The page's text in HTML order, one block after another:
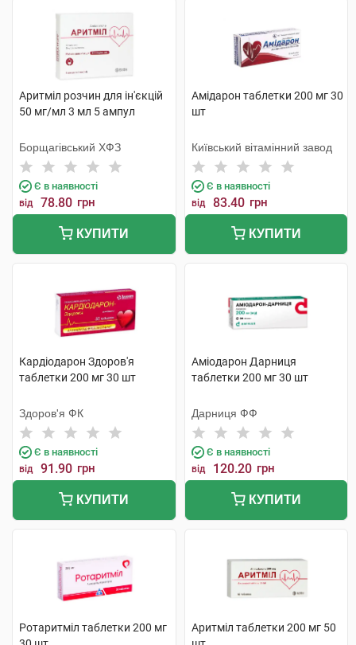
Аритміл розчин для ін'єкцій
50 мг/мл 3 мл 5 ампул
Борщагівський ХФЗ
Є в наявності
від 78.80 грн
КУПИТИ
Амідарон таблетки 200 мг 30
шт
Київський вітамінний завод
Є в наявності
від 83.40 грн
КУПИТИ
Кардіодарон Здоров'я
таблетки 200 мг 30 шт
Здоров'я ФК
Є в наявності
від 91.90 грн
КУПИТИ
Аміодарон Дарниця
таблетки 200 мг 30 шт
Дарниця ФФ
Є в наявності
від 120.20 грн
КУПИТИ
Ротаритміл таблетки 200 мг
Аритміл таблетки 200 мг 50